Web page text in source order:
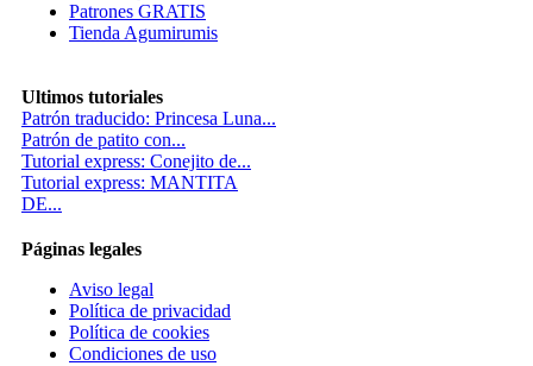
Patrones GRATIS
Tienda Agumirumis
Ultimos tutoriales
Patrón traducido: Princesa Luna...
Patrón de patito con...
Tutorial express: Conejito de...
Tutorial express: MANTITA
DE...
Páginas legales
Aviso legal
Política de privacidad
Política de cookies
Condiciones de uso